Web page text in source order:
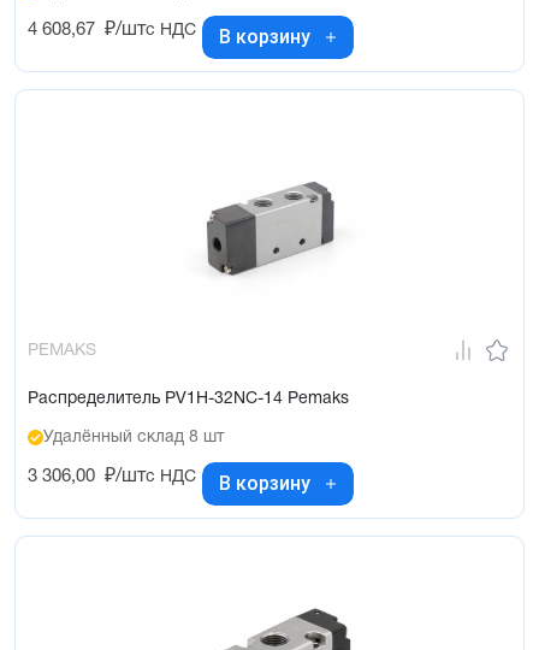
4 608,67 ₽/штс НДС В корзину
PEMAKS
Распределитель PV1H-32NC-14 Pemaks
Удалённый склад 8 шт
3 306,00 ₽/штс НДС В корзину